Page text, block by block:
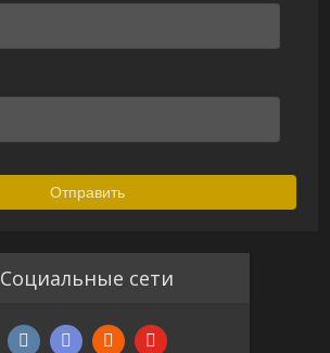
Социальные сети